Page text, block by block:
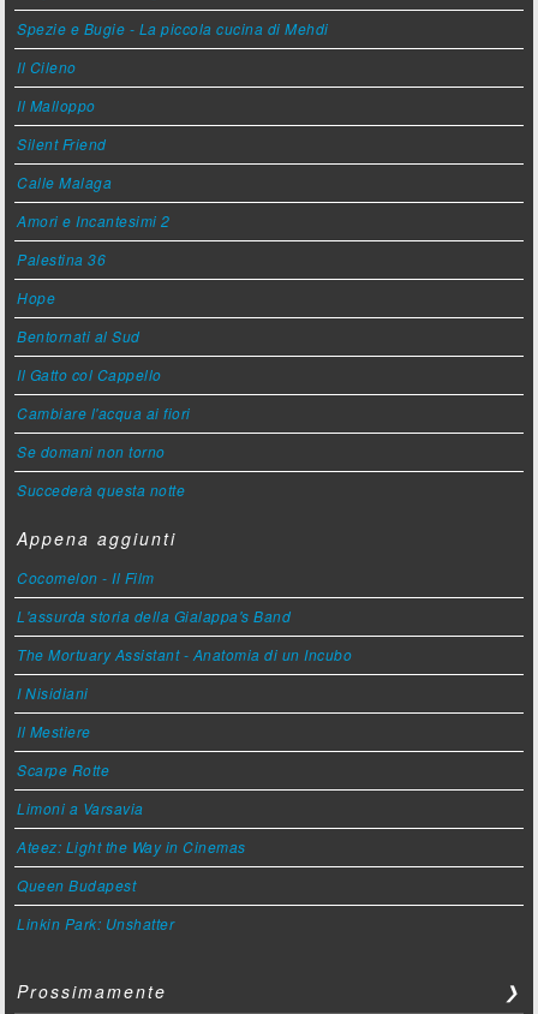
Spezie e Bugie - La piccola cucina di Mehdi
Il Cileno
Il Malloppo
Silent Friend
Calle Malaga
Amori e Incantesimi 2
Palestina 36
Hope
Bentornati al Sud
Il Gatto col Cappello
Cambiare l'acqua ai fiori
Se domani non torno
Succederà questa notte
Appena aggiunti
Cocomelon - Il Film
L'assurda storia della Gialappa's Band
The Mortuary Assistant - Anatomia di un Incubo
I Nisidiani
Il Mestiere
Scarpe Rotte
Limoni a Varsavia
Ateez: Light the Way in Cinemas
Queen Budapest
Linkin Park: Unshatter
Prossimamente ❯